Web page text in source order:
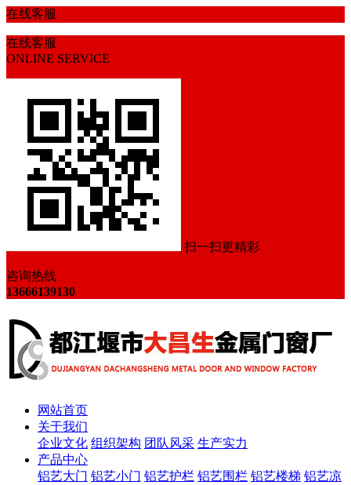
在线客服
在线客服
ONLINE SERVICE
扫一扫更精彩
咨询热线
13666139130
网站首页
关于我们
企业文化 组织架构 团队风采 生产实力
产品中心
铝艺大门 铝艺小门 铝艺护栏 铝艺围栏 铝艺楼梯 铝艺凉